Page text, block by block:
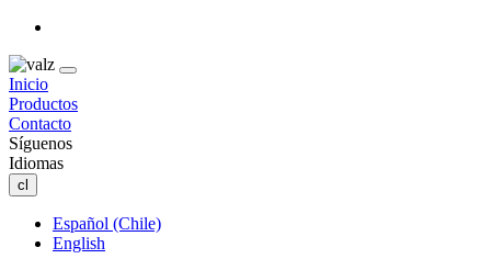
Inicio
Productos
Contacto
Síguenos
Idiomas
cl
Español (Chile)
English